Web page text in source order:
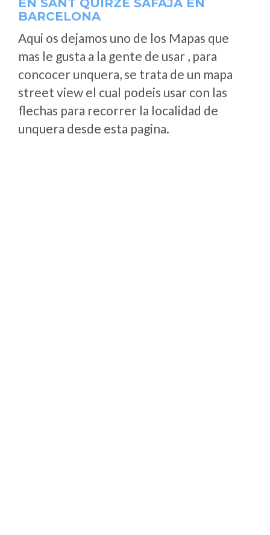
EN SANT QUIRZE SAFAJA EN
BARCELONA
Aqui os dejamos uno de los Mapas que
mas le gusta a la gente de usar , para
concocer unquera, se trata de un mapa
street view el cual podeis usar con las
flechas para recorrer la localidad de
unquera desde esta pagina.